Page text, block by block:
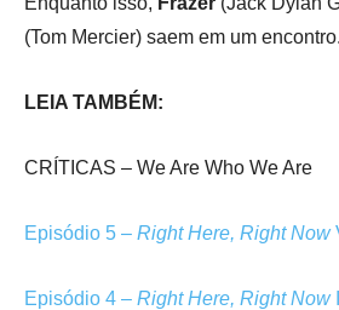
(Tom Mercier) saem em um encontro.
LEIA TAMBÉM:
CRÍTICAS – We Are Who We Are
Episódio 5 – Right Here, Right Now
Episódio 4 – Right Here, Right Now